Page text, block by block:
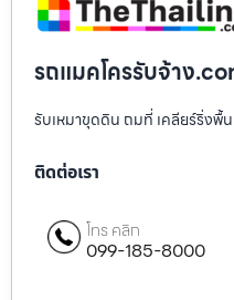
รถแมคโครรับจ้าง
รับเหมาขุดดิน ถมที่ เคลียร์ริ่งพื้
ติดต่อเรา
โทร คลิก
099-185-8000